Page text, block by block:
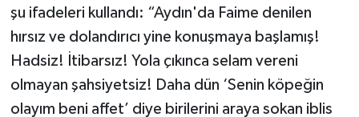
şu ifadeleri kullandı: “Aydın'da Faime denilen
hırsız ve dolandırıcı yine konuşmaya başlamış!
Hadsiz! İtibarsız! Yola çıkınca selam vereni
olmayan şahsiyetsiz! Daha dün ‘Senin köpeğin
olayım beni affet’ diye birilerini araya sokan iblis